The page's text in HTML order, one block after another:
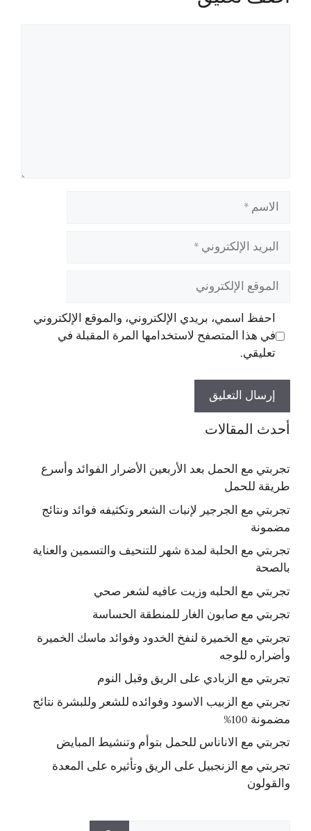
الاسم
البريد
الإلكتروني
الموقع
الإلكتروني
احفظ اسمي، بريدي الإلكتروني، والموقع الإلكتروني
في هذا المتصفح لاستخدامها المرة المقبلة في
تعليقي.
أحدث المقالات
تجربتي مع الحمل بعد الأربعين الأضرار الفوائد وأسرع
طريقة للحمل
تجربتي مع الجرجير لإنبات الشعر وتكثيفه فوائد ونتائج
مضمونة
تجربتي مع الحلبة لمدة شهر للتنحيف والتسمين والعناية
بالصحة
تجربتي مع الحلبه وزيت عافيه لشعر صحي
تجربتي مع صابون الغار للمنطقة الحساسة
تجربتي مع الخميرة لنفخ الخدود وفوائد ماسك الخميرة
وأضراره للوجه
تجربتي مع الزبادي على الريق وقبل النوم
تجربتي مع الزبيب الاسود وفوائده للشعر وللبشرة نتائج
مضمونة 100%
تجربتي مع الاناناس للحمل بتوأم وتنشيط المبايض
تجربتي مع الزنجبيل على الريق وتأثيره على المعدة
والقولون